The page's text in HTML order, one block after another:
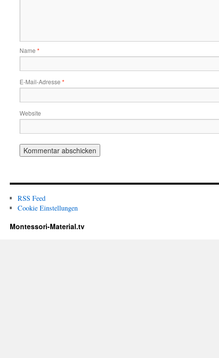
Name *
E-Mail-Adresse *
Website
RSS Feed
Cookie Einstellungen
Montessori-Material.tv